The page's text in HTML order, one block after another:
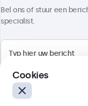
Bel ons of stuur een
specialist.
Cookies